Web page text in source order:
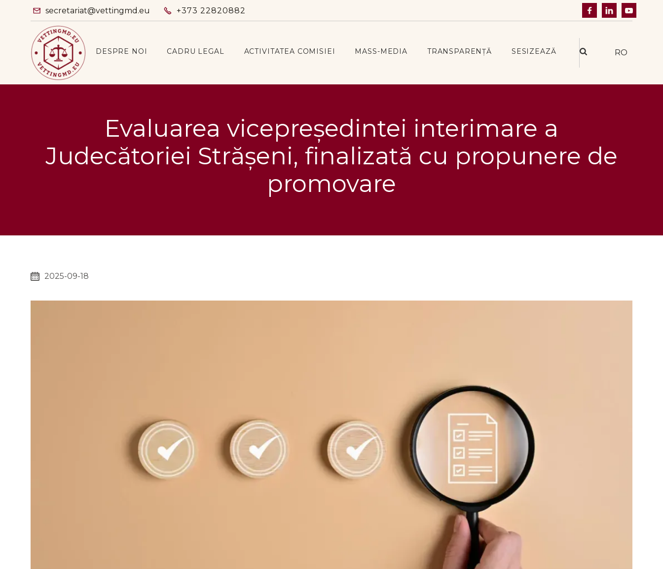
 secretariat@vettingmd.eu  +373 22820882   
DESPRE NOI CADRU LEGAL ACTIVITATEA COMISIEI MASS-MEDIA TRANSPARENȚĂ SESIZEAZĂ RO
Evaluarea vicepreședintei interimare a
Judecătoriei Strășeni, finalizată cu propunere de
promovare
2025-09-18